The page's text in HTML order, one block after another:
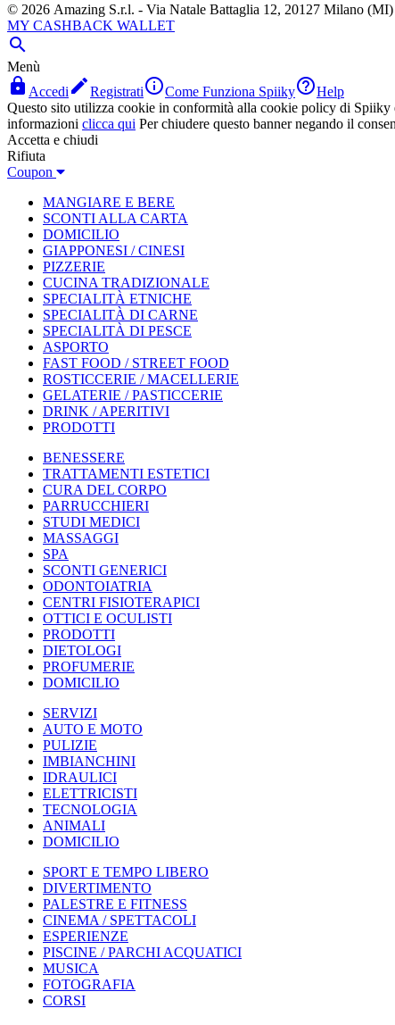
© 2026 Amazing S.r.l. - Via Natale Battaglia 12, 20127 Milano
MY CASHBACK WALLET

Menù
 Accedi RegistratiCome Funziona SpiikyHelp
Questo sito utilizza cookie in conformità alla cookie policy di Spiiky
informazioni clicca qui Per chiudere questo banner negando il
Accetta e chiudi
Rifiuta
Coupon
MANGIARE E BERE
SCONTI ALLA CARTA
DOMICILIO
GIAPPONESI / CINESI
PIZZERIE
CUCINA TRADIZIONALE
SPECIALITÀ ETNICHE
SPECIALITÀ DI CARNE
SPECIALITÀ DI PESCE
ASPORTO
FAST FOOD / STREET FOOD
ROSTICCERIE / MACELLERIE
GELATERIE / PASTICCERIE
DRINK / APERITIVI
PRODOTTI
BENESSERE
TRATTAMENTI ESTETICI
CURA DEL CORPO
PARRUCCHIERI
STUDI MEDICI
MASSAGGI
SPA
SCONTI GENERICI
ODONTOIATRIA
CENTRI FISIOTERAPICI
OTTICI E OCULISTI
PRODOTTI
DIETOLOGI
PROFUMERIE
DOMICILIO
SERVIZI
AUTO E MOTO
PULIZIE
IMBIANCHINI
IDRAULICI
ELETTRICISTI
TECNOLOGIA
ANIMALI
DOMICILIO
SPORT E TEMPO LIBERO
DIVERTIMENTO
PALESTRE E FITNESS
CINEMA / SPETTACOLI
ESPERIENZE
PISCINE / PARCHI ACQUATICI
MUSICA
FOTOGRAFIA
CORSI